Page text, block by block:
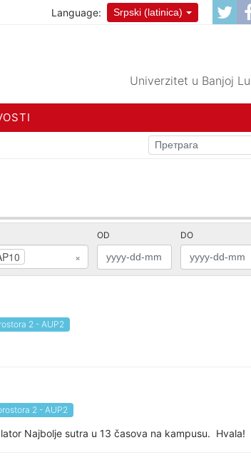
Language: Srpski (latinica)
Univerzitet u Banjoj
×
OD DO
2 - AUP2
2 - AUP2
Najbolje sutra u 13 časova na kampusu. Hvala!